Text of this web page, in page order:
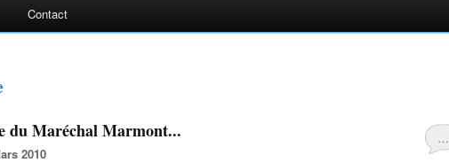
Contact
…
du Maréchal Marmont...
2010